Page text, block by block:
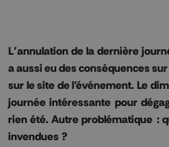
L’annulation de la dernière
a aussi eu des conséquences
sur le site de l’événement. Le
journée intéressante pour
rien été. Autre problématique :
invendues ?